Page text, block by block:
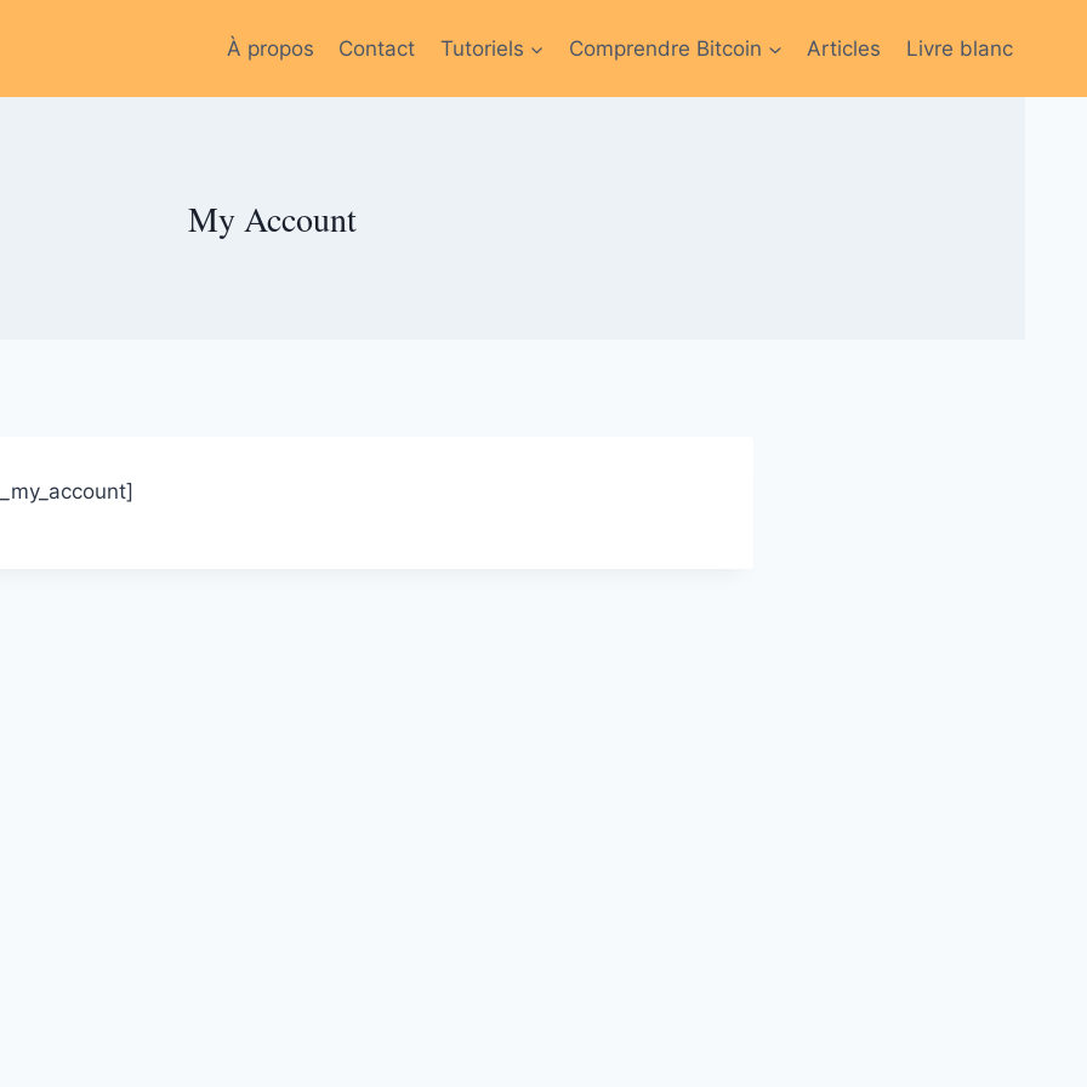
À propos Contact Tutoriels Comprendre Bitcoin Articles Livre blanc
My Account